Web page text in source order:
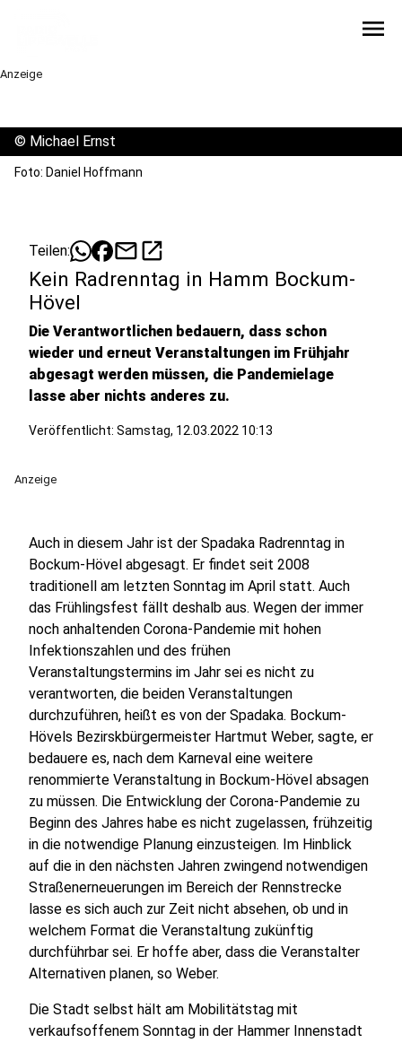
menu
Anzeige
© Michael Ernst
Foto: Daniel Hoffmann
Teilen: mailopen_in_new
Kein Radrenntag in Hamm Bockum-
Hövel
Die Verantwortlichen bedauern, dass schon
wieder und erneut Veranstaltungen im Frühjahr
abgesagt werden müssen, die Pandemielage
lasse aber nichts anderes zu.
Veröffentlicht: Samstag, 12.03.2022 10:13
Anzeige
Auch in diesem Jahr ist der Spadaka Radrenntag in
Bockum-Hövel abgesagt. Er findet seit 2008
traditionell am letzten Sonntag im April statt. Auch
das Frühlingsfest fällt deshalb aus. Wegen der immer
noch anhaltenden Corona-Pandemie mit hohen
Infektionszahlen und des frühen
Veranstaltungstermins im Jahr sei es nicht zu
verantworten, die beiden Veranstaltungen
durchzuführen, heißt es von der Spadaka. Bockum-
Hövels Bezirskbürgermeister Hartmut Weber, sagte, er
bedauere es, nach dem Karneval eine weitere
renommierte Veranstaltung in Bockum-Hövel absagen
zu müssen. Die Entwicklung der Corona-Pandemie zu
Beginn des Jahres habe es nicht zugelassen, frühzeitig
in die notwendige Planung einzusteigen. Im Hinblick
auf die in den nächsten Jahren zwingend notwendigen
Straßenerneuerungen im Bereich der Rennstrecke
lasse es sich auch zur Zeit nicht absehen, ob und in
welchem Format die Veranstaltung zukünftig
durchführbar sei. Er hoffe aber, dass die Veranstalter
Alternativen planen, so Weber.
Die Stadt selbst hält am Mobilitätstag mit
verkaufsoffenem Sonntag in der Hammer Innenstadt